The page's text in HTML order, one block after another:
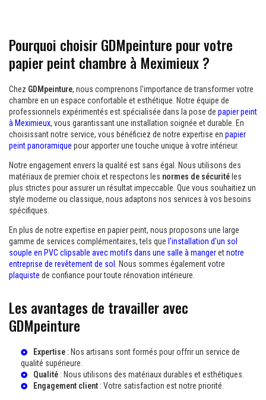
Pourquoi choisir GDMpeinture pour votre
papier peint chambre à Meximieux ?
Chez GDMpeinture, nous comprenons l'importance de transformer votre
chambre en un espace confortable et esthétique. Notre équipe de
professionnels expérimentés est spécialisée dans la pose de papier peint
à Meximieux, vous garantissant une installation soignée et durable. En
choisissant notre service, vous bénéficiez de notre expertise en papier
peint panoramique pour apporter une touche unique à votre intérieur.
Notre engagement envers la qualité est sans égal. Nous utilisons des
matériaux de premier choix et respectons les normes de sécurité les
plus strictes pour assurer un résultat impeccable. Que vous souhaitiez un
style moderne ou classique, nous adaptons nos services à vos besoins
spécifiques.
En plus de notre expertise en papier peint, nous proposons une large
gamme de services complémentaires, tels que l'installation d'un sol
souple en PVC clipsable avec motifs dans une salle à mangeretnotre
entreprise de revêtement de sol . Nous sommes également votre
plaquiste de confiance pour toute rénovation intérieure.
Les avantages de travailler avec
GDMpeinture
Expertise : Nos artisans sont formés pour offrir un service de
qualité supérieure.
Qualité : Nous utilisons des matériaux durables et esthétiques.
Engagement client : Votre satisfaction est notre priorité.